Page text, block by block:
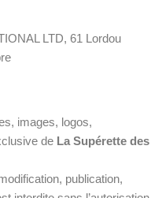
LTD, 61 Lordou
images, logos,
de La Supérette des
publication,